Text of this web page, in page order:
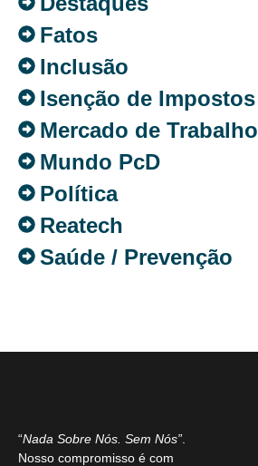
Fatos
Inclusão
Isenção de Impostos
Mercado de Trabalho
Mundo PcD
Política
Reatech
Saúde / Prevenção
“Nada Sobre Nós. Sem Nós”
Nosso compromisso é com